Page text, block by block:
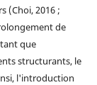
(Choi, 2016 ;
de
que
structurants, le
l'introduction